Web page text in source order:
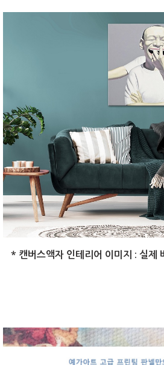
* 캔버스액자 인테리어 이미지 : 실제